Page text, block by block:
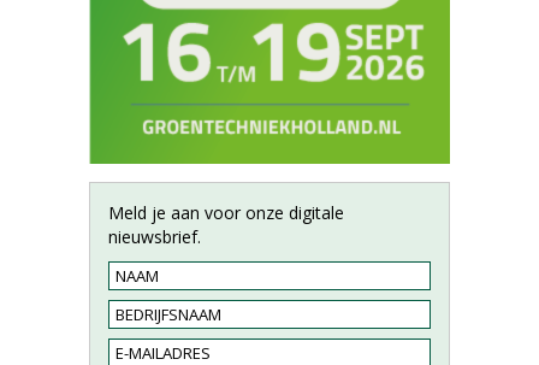
Meld je aan voor onze digitale
nieuwsbrief.